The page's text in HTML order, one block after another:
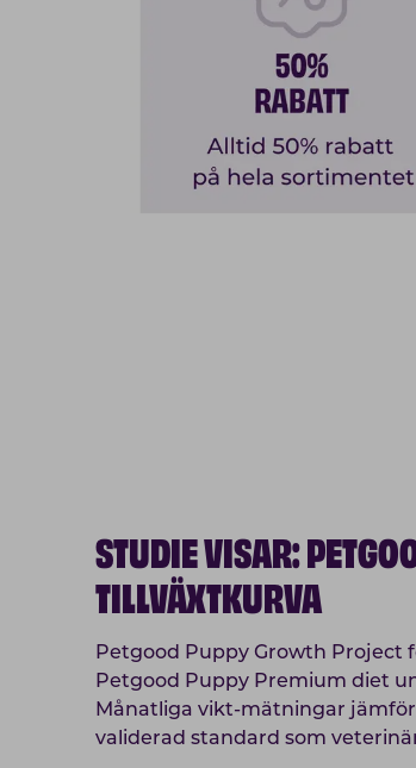
STUDIE VISAR:
TILLVÄXTKURVA
Petgood Puppy Growth Project
Petgood Puppy Premium diet
Månatliga vikt-mätningar
validerad standard som